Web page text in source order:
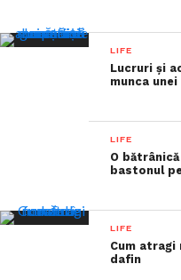
LIFE
Lucruri și
munca
LIFE
O
bastonul
LIFE
Cum atragi
dafin